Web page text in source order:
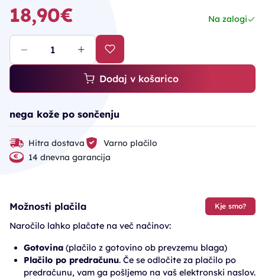
18,90€ Na zalogi
Dodaj v košarico
nega kože po sončenju
Hitra dostava
Varno plačilo
14 dnevna garancija
Možnosti plačila Kje smo?
Naročilo lahko plačate na več načinov:
Gotovina (plačilo z gotovino ob prevzemu blaga)
Plačilo po predračunu. Če se odločite za plačilo po
predračunu, vam ga pošljemo na vaš elektronski naslov.